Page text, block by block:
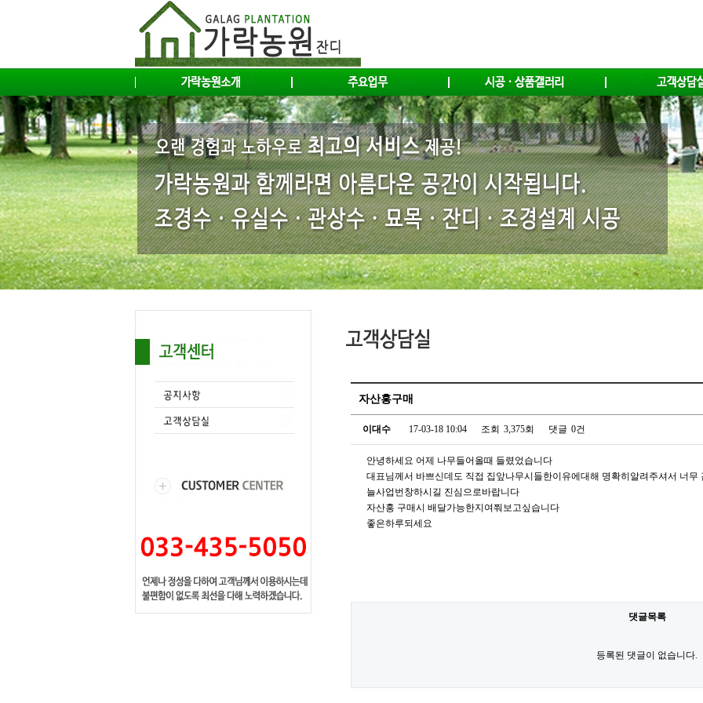
자산홍구매
이대수 17-03-18 10:04 조회 3,375회 댓글 0건
안녕하세요 어제 나무들어올때 들렸었습니다
대표님께서 바쁘신데도 직접 집앞나무시들한이유에대해 명확히알려주셔서 너무
늘사업번창하시길 진심으로바랍니다
자산홍 구매시 배달가능한지여쭤보고싶습니다
좋은하루되세요
댓글목록
등록된 댓글이 없습니다.